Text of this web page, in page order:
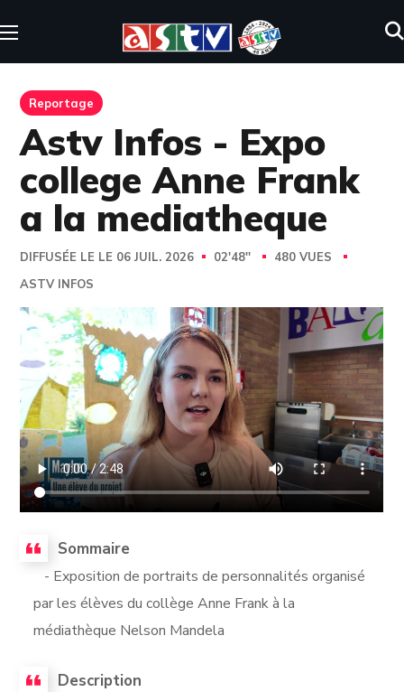
Reportage
Astv Infos - Expo
college Anne Frank
a la mediatheque
DIFFUSÉE LE LE 06 JUIL. 2026 02'48''
480 VUES
ASTV INFOS
Sommaire
- Exposition de portraits de personnalités organisé
par les élèves du collège Anne Frank à la
médiathèque Nelson Mandela
Description